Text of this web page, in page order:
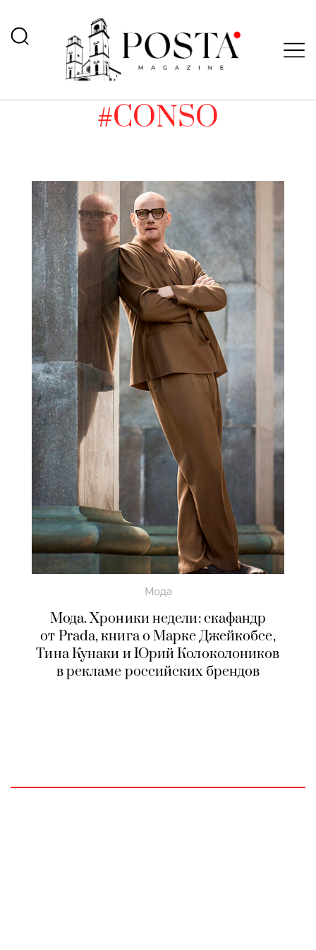
#CONSO
Мода
Мода. Хроники недели: скафандр
от Prada, книга о Марке Джейкобсе,
Тина Кунаки и Юрий Колоколоников
в рекламе российских брендов